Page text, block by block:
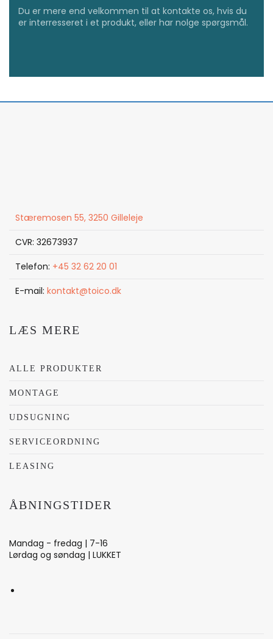
Du er mere end velkommen til at kontakte os, hvis du
er interresseret i et produkt, eller har nolge spørgsmål.
Stæremosen 55, 3250 Gilleleje
CVR: 32673937
Telefon: +45 32 62 20 01
E-mail: kontakt@toico.dk
LÆS MERE
ALLE PRODUKTER
MONTAGE
UDSUGNING
SERVICEORDNING
LEASING
ÅBNINGSTIDER
Mandag - fredag | 7-16
Lørdag og søndag | LUKKET